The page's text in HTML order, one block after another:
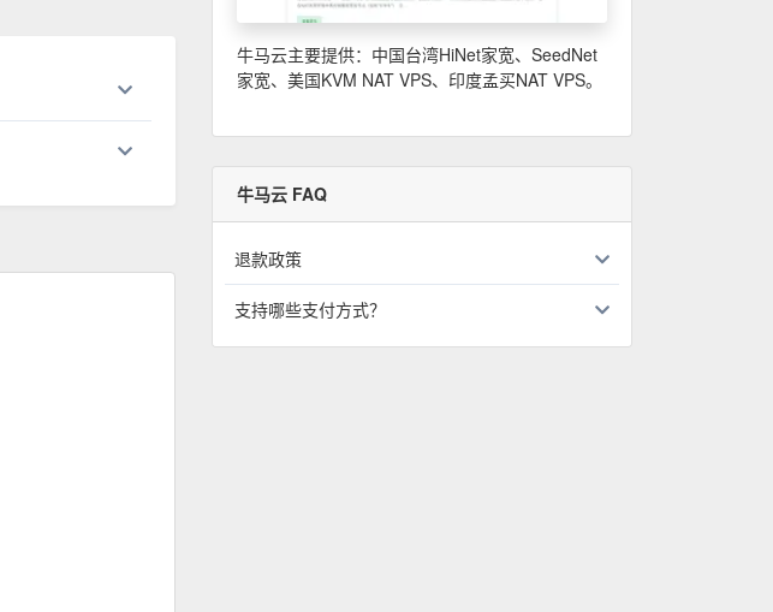
牛马云主要提供：中国台湾HiNet家宽、SeedNet
家宽、美国KVM NAT VPS、印度孟买NAT VPS。
牛马云 FAQ
退款政策
支持哪些支付方式？